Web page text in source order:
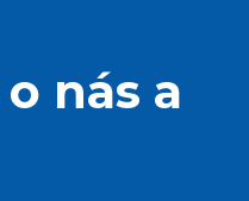
nás a